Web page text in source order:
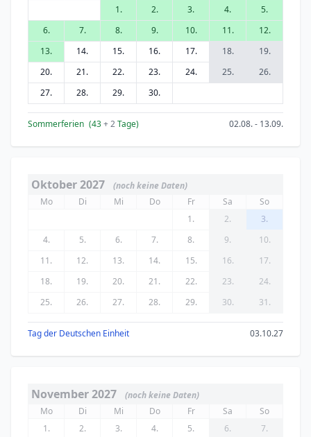
1.
2. 3. 4.
5.
6.
7. 8. 9. 10. 11.
12.
13.
14. 15. 16. 17. 18.
19.
20.
21. 22. 23. 24. 25.
26.
27.
28. 29. 30.
Sommerferien (43+ 2Tage) 02.08. - 13.09.
Oktober 2027
(noch keine Daten)
Mo
Di Mi Do Fr Sa
So
1.
2.
3.
4.
5. 6. 7. 8. 9.
10.
11.
12. 13. 14. 15. 16.
17.
18.
19. 20. 21. 22. 23.
24.
25.
26. 27. 28. 29. 30. 31.
Tag der Deutschen Einheit 03.10.27
November 2027
(noch keine Daten)
Mo
Di Mi Do Fr Sa
So
1.
2. 3. 4. 5. 6.
7.